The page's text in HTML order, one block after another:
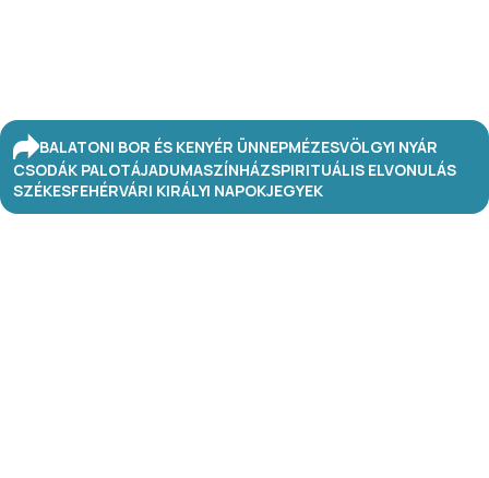
BALATONI BOR ÉS KENYÉR ÜNNEPMÉZESVÖLGYI NYÁR
CSODÁK PALOTÁJADUMASZÍNHÁZSPIRITUÁLIS ELVONULÁS
SZÉKESFEHÉRVÁRI KIRÁLYI NAPOKJEGYEK